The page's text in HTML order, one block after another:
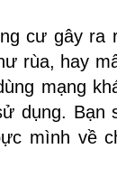
cư gây ra
rùa, hay
mạng
dụng. Bạn
mình về